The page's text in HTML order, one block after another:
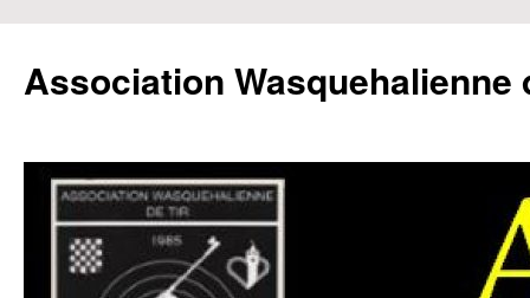
contenu
Association Wasquehalienne